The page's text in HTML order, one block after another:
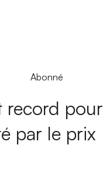
Abonné
record pour
par le prix